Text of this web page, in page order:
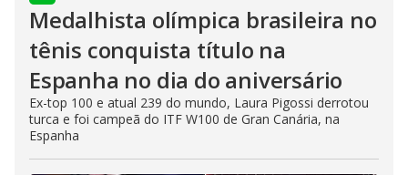
Medalhista olímpica brasileira no
tênis conquista título na
Espanha no dia do aniversário
Ex-top 100 e atual 239 do mundo, Laura Pigossi derrotou
turca e foi campeã do ITF W100 de Gran Canária, na
Espanha